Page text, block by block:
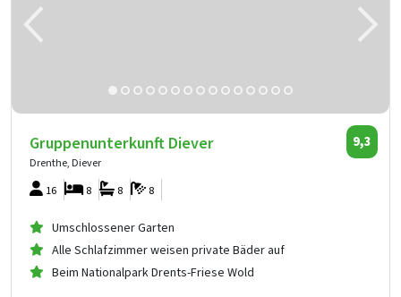
Gruppenunterkunft Diever
Drenthe, Diever
9,3
16 8
8
8
Umschlossener Garten
Alle Schlafzimmer weisen private Bäder auf
Beim Nationalpark Drents-Friese Wold